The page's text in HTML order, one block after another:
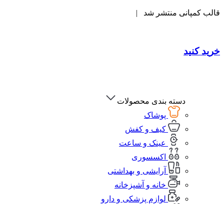
قالب کمپانی منتشر شد |
خرید کنید
دسته بندی محصولات
پوشاک
کیف و کفش
عینک و ساعت
اکسسوری
آرایشی و بهداشتی
خانه و آشپزخانه
لوازم پزشکی و دارو